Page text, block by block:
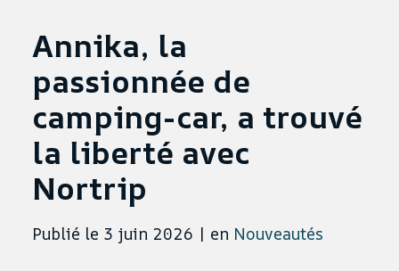
Annika, la
passionnée de
camping-car, a trouvé
la liberté avec
Nortrip
Publié le 3 juin 2026 | en Nouveautés